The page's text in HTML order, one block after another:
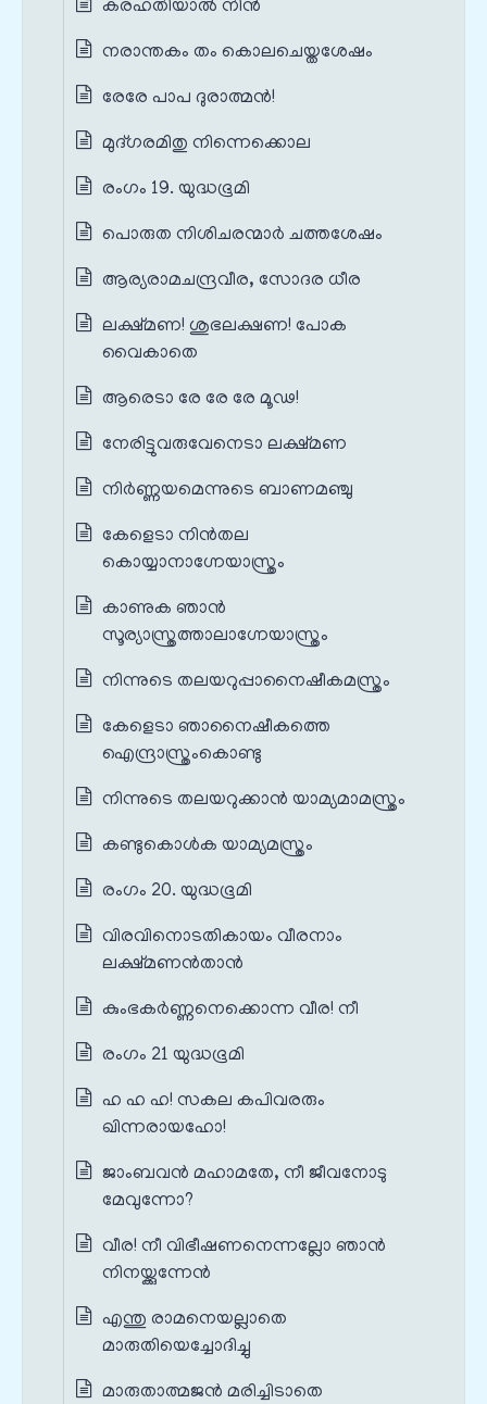
കരഹതിയാൽ നിൻ
നരാന്തകം തം കൊലചെയ്തശേഷം
രേരേ പാപ ദുരാത്മൻ!
മുദ്ഗരമിതു നിന്നെക്കൊല
രംഗം 19. യുദ്ധഭൂമി
പൊരുത നിശിചരന്മാർ ചത്തശേഷം
ആര്യരാമചന്ദ്രവീര, സോദര ധീര
ലക്ഷ്മണ! ശുഭലക്ഷണ! പോക
വൈകാതെ
ആരെടാ രേ രേ രേ മൂഢ!
നേരിട്ടുവരുവേനെടാ ലക്ഷ്മണ
നിർണ്ണയമെന്നുടെ ബാണമഞ്ചു
കേളെടാ നിൻതല
കൊയ്യാനാഗ്നേയാസ്ത്രം
കാണുക ഞാൻ
സൂര്യാസ്ത്രത്താലാഗ്നേയാസ്ത്രം
നിന്നുടെ തലയറുപ്പാനൈഷീകമസ്ത്രം
കേളെടാ ഞാനൈഷീകത്തെ
ഐന്ദ്രാസ്ത്രംകൊണ്ടു
നിന്നുടെ തലയറുക്കാൻ യാമ്യമാമസ്ത്രം
കണ്ടുകൊൾക യാമ്യമസ്ത്രം
രംഗം 20. യുദ്ധഭൂമി
വിരവിനൊടതികായം വീരനാം
ലക്ഷ്മണൻതാൻ
കുംഭകർണ്ണനെക്കൊന്ന വീര! നീ
രംഗം 21 യുദ്ധഭൂമി
ഹ ഹ ഹ! സകല കപിവരരും
ഖിന്നരായഹോ!
ജാംബവൻ മഹാമതേ, നീ ജീവനോടു
മേവുന്നോ?
വീര! നീ വിഭീഷണനെന്നല്ലോ ഞാൻ
നിനയ്ക്കുന്നേൻ
എന്തു രാമനെയല്ലാതെ
മാരുതിയെച്ചോദിച്ചു
മാരുതാത്മജൻ മരിച്ചിടാതെ